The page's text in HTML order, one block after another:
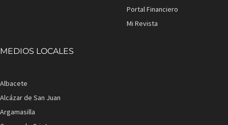
Portal Financiero
Mi Revista
MEDIOS LOCALES
Albacete
Alcázar de San Juan
Argamasilla